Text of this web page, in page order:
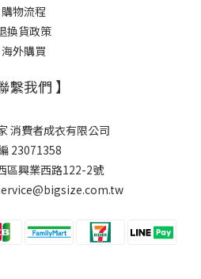
購物流程
換貨政策
海外購買
繫我們 】
消費者成衣有限公司
23071358
區興業西路122-2號